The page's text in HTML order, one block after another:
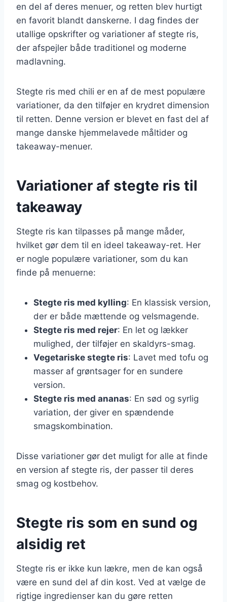
en del af deres menuer, og retten blev hurtigt
en favorit blandt danskerne. I dag findes der
utallige opskrifter og variationer af stegte ris,
der afspejler både traditionel og moderne
madlavning.
Stegte ris med chili er en af de mest populære
variationer, da den tilføjer en krydret dimension
til retten. Denne version er blevet en fast del af
mange danske hjemmelavede måltider og
takeaway-menuer.
Variationer af stegte ris til
takeaway
Stegte ris kan tilpasses på mange måder,
hvilket gør dem til en ideel takeaway-ret. Her
er nogle populære variationer, som du kan
finde på menuerne:
Stegte ris med kylling: En klassisk version,
der er både mættende og velsmagende.
Stegte ris med rejer: En let og lækker
mulighed, der tilføjer en skaldyrs-smag.
Vegetariske stegte ris: Lavet med tofu og
masser af grøntsager for en sundere
version.
Stegte ris med ananas: En sød og syrlig
variation, der giver en spændende
smagskombination.
Disse variationer gør det muligt for alle at finde
en version af stegte ris, der passer til deres
smag og kostbehov.
Stegte ris som en sund og
alsidig ret
Stegte ris er ikke kun lækre, men de kan også
være en sund del af din kost. Ved at vælge de
rigtige ingredienser kan du gøre retten